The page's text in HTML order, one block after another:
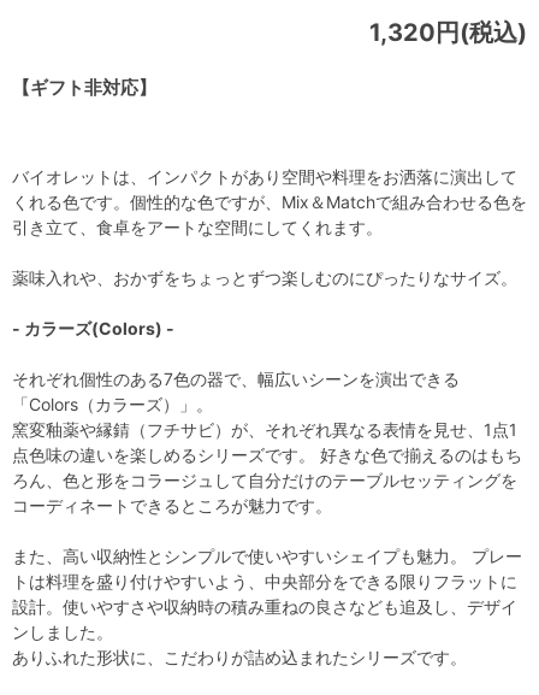
【ギフト非対応】
1,320円(税込)
バイオレットは、インパクトがあり空間や料理をお洒落に演出して
くれる色です。個性的な色ですが、Mix＆Matchで組み合わせる色を
引き立て、食卓をアートな空間にしてくれます。
薬味入れや、おかずをちょっとずつ楽しむのにぴったりなサイズ。
- カラーズ(Colors) -
それぞれ個性のある7色の器で、幅広いシーンを演出できる
「Colors（カラーズ）」。
窯変釉薬や縁錆（フチサビ）が、それぞれ異なる表情を見せ、1点1
点色味の違いを楽しめるシリーズです。 好きな色で揃えるのはもち
ろん、色と形をコラージュして自分だけのテーブルセッティングを
コーディネートできるところが魅力です。
また、高い収納性とシンプルで使いやすいシェイプも魅力。 プレー
トは料理を盛り付けやすいよう、中央部分をできる限りフラットに
設計。使いやすさや収納時の積み重ねの良さなども追及し、デザイ
ンしました。
ありふれた形状に、こだわりが詰め込まれたシリーズです。